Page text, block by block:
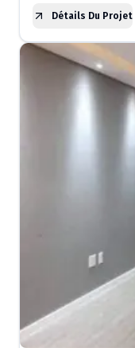
Détails Du Projet